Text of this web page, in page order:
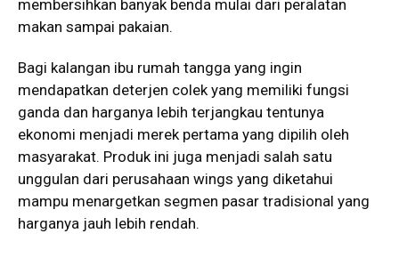
membersihkan banyak benda mulai dari peralatan
makan sampai pakaian.
Bagi kalangan ibu rumah tangga yang ingin
mendapatkan deterjen colek yang memiliki fungsi
ganda dan harganya lebih terjangkau tentunya
ekonomi menjadi merek pertama yang dipilih oleh
masyarakat. Produk ini juga menjadi salah satu
unggulan dari perusahaan wings yang diketahui
mampu menargetkan segmen pasar tradisional yang
harganya jauh lebih rendah.